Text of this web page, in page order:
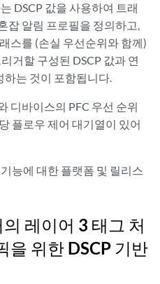
DSCP 값을 사용하여 트래
잡 알림 프로필을 정의하고,
스를 (손실 우선순위와 함께)
거할 구성된 DSCP 값과 연
하는 것이 포함됩니다.
디바이스의 PFC 우선 순위
플로우 제어 대기열이 있어
능에 대한 플랫폼 및 릴리스
레이어 3 태그 처
을 위한 DSCP 기반